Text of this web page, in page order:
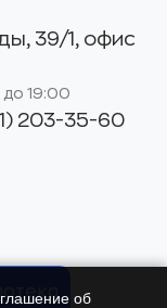
39/1, офис
19:00
203-35-60
об